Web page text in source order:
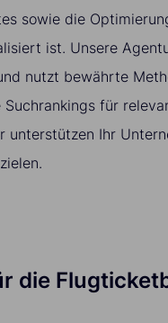
sowie die
ist. Unsere
nutzt bewährte
Suchrankings für
unterstützen Ihr
die